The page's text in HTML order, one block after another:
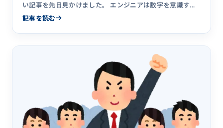
い記事を先日見かけました。 エンジニアは数字を意識する
べきか この記&hellip;
記事を読む